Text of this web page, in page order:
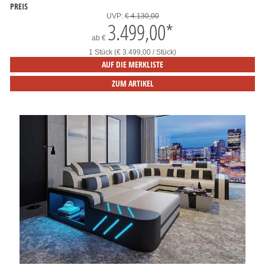
PREIS
UVP:€ 4.130,00
ab € 3.499,00*
1 Stück (€ 3.499,00 / Stück)
AUF DIE MERKLISTE
ZUM ARTIKEL